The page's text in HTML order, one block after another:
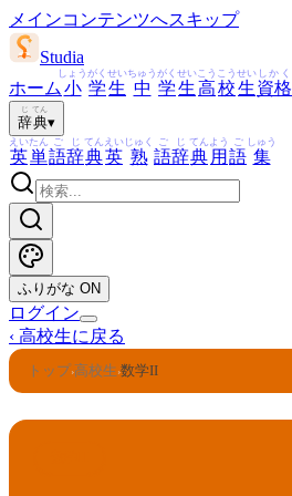
メインコンテンツへスキップ
Studia
ホーム 小
しょう
学
がく
生
せい
中
ちゅう
学
がく
生
せい
高
こう
校
こう
生
せい
資格
しかく
辞
じ
典
てん
▾
英
えい
単
たん
語
ご
辞
じ
典
てん
英
えい
熟
じゅく
語
ご
辞
じ
典
てん
用
よう
語
ご
集
しゅう
ふりがな ON
ログイン
‹ 高校生に戻る
トップ›高校生›数学II